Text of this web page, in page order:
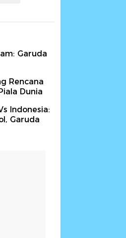
Garuda
Rencana
Dunia
Indonesia:
Garuda